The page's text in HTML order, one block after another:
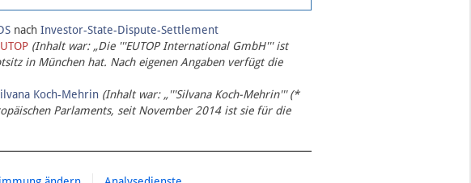
nach Investor-State-Dispute-Settlement
(Inhalt war: „Die '''EUTOP International GmbH''' ist
in München hat. Nach eigenen Angaben verfügt die
Koch-Mehrin (Inhalt war: „'''Silvana Koch-Mehrin''' (*
Parlaments, seit November 2014 ist sie für die